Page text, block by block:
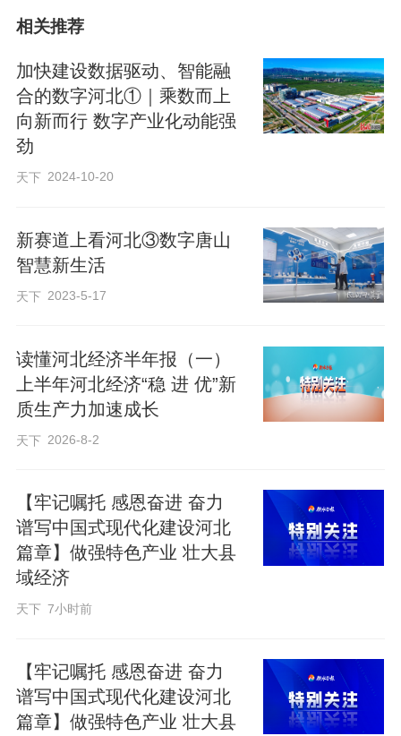
全省软件和信息技术服务业收入同比增长
业动能强劲，持续保持良好发展态势。
数字产业化是发展数字经济的先导力量。
北，我省大力推进数字产业化，不断培育
壮大人工智能、区块链、云计算、网络安
全等新兴数字产业，加快数字基础设施建
一台台黑色机柜列队排开，一盏盏服务器
指示灯交替闪烁绿光。去年7月，中国联通
（怀来）大数据创新产业园正式运营。这
2200PFlops（PFlops是指每秒一千万亿次
浮点运算次数）算力服务，是京津冀区域
目前在建面积最大、建设等级最高、机架
规模最大的核心级数据中心。
相关推荐
加快建设数据驱动、智能融
合的数字河北①｜乘数而上
向新而行 数字产业化动能强
劲
天下 2024-10-20
新赛道上看河北③数字唐山
智慧新生活
天下 2023-5-17
读懂河北经济半年报（一）
上半年河北经济“稳 进 优”新
质生产力加速成长
天下 2026-8-2
【牢记嘱托 感恩奋进 奋力
谱写中国式现代化建设河北
篇章】做强特色产业 壮大县
域经济
天下 7小时前
【牢记嘱托 感恩奋进 奋力
谱写中国式现代化建设河北
篇章】做强特色产业 壮大县